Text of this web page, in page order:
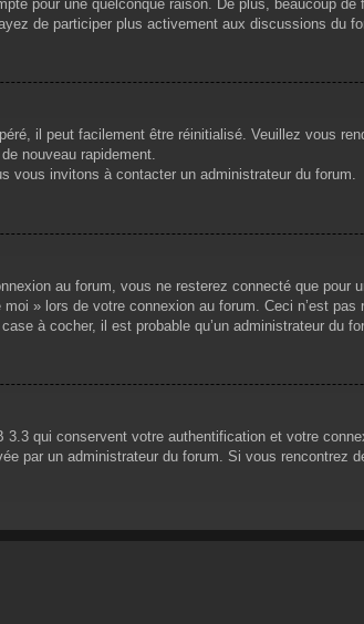
pour une quelconque raison. De plus, beaucoup
de participer plus activement aux discussions du
il peut facilement être réinitialisé. Veuillez vous
nouveau rapidement.
vous invitons à contacter un administrateur du forum.
au forum, vous ne resterez connecté que pour
» lors de votre connexion au forum. Ceci n’est
à cocher, il est probable qu’un administrateur du
qui conservent votre authentification et votre
par un administrateur du forum. Si vous